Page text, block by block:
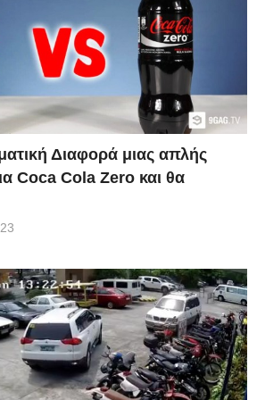
Διαφορά μιας απλής
Coca Cola Zero και θα